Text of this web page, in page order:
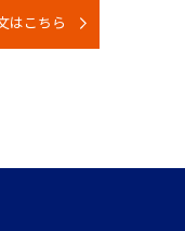
はこちら